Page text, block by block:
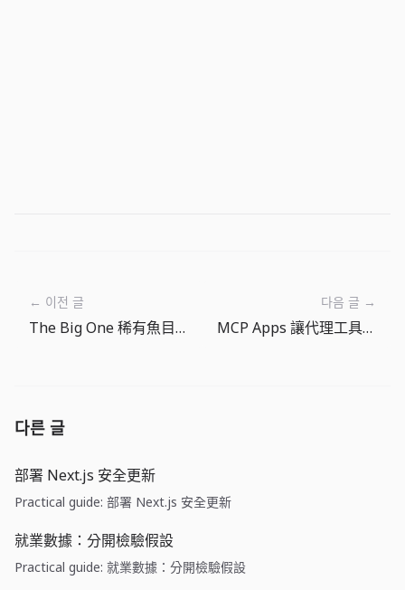
← 이전 글
The Big One 稀有魚目標：為什麼裝備成長很重要
다음 글 →
MCP Apps 讓代理工具輸出變成產品介面
다른 글
部署 Next.js 安全更新
Practical guide: 部署 Next.js 安全更新
就業數據：分開檢驗假設
Practical guide: 就業數據：分開檢驗假設